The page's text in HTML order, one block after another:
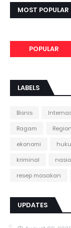
MOST POPULAR
POPULAR
LABELS
Bisnis
Ragam
ekonomi
kriminal
resep masakan
UPDATES